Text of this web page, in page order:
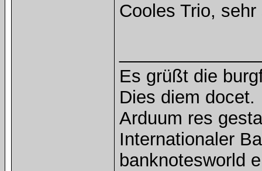
Cooles Trio,
Es grüßt die
Dies diem docet.
Arduum res
Internationaler
banknotesworld